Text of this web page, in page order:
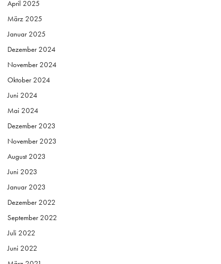
Dezember 2024
November 2024
Oktober 2024
Juni 2024
Mai 2024
Dezember 2023
November 2023
August 2023
Juni 2023
Januar 2023
Dezember 2022
September 2022
Juli 2022
Juni 2022
März 2021
März 2020
Februar 2020